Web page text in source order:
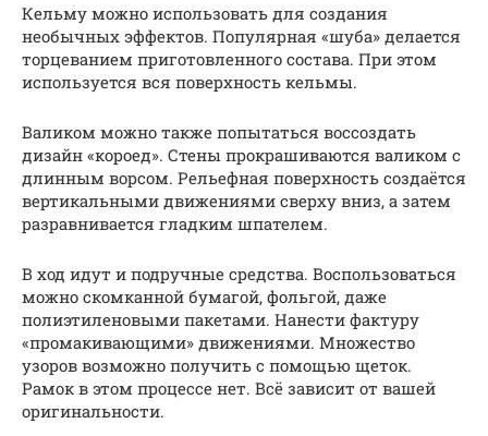
Кельму можно использовать для создания
необычных эффектов. Популярная «шуба» делается
торцеванием приготовленного состава. При этом
используется вся поверхность кельмы.
Валиком можно также попытаться воссоздать
дизайн «короед». Стены прокрашиваются валиком с
длинным ворсом. Рельефная поверхность создаётся
вертикальными движениями сверху вниз, а затем
разравнивается гладким шпателем.
В ход идут и подручные средства. Воспользоваться
можно скомканной бумагой, фольгой, даже
полиэтиленовыми пакетами. Нанести фактуру
«промакивающими» движениями. Множество
узоров возможно получить с помощью щеток.
Рамок в этом процессе нет. Всё зависит от вашей
оригинальности.